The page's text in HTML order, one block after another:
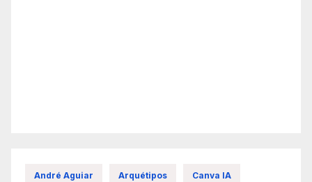
André Aguiar Arquétipos Canva IA